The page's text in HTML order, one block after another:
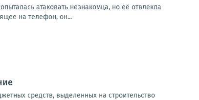
атаковать незнакомца, но её отвлекла
на телефон, он...
средств, выделенных на строительство